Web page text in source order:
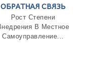
ОБРАТНАЯ СВЯЗЬ
Рост Степени
В Местное
Самоуправление...